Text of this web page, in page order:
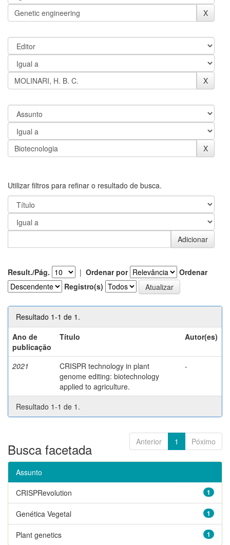
Utilizar filtros para refinar o resultado de busca.
Result./Pág. | Ordenar por
Ordenar
Registro(s)
Resultado 1-1 de 1.
Ano de
publicação
Título Autor(es)
2021
CRISPR technology in plant
genome editing: biotechnology
applied to agriculture.
-
Resultado 1-1 de 1.
Anterior 1 Póximo
Busca facetada
Assunto
1
CRISPRevolution
1
Genética Vegetal
1
Plant genetics